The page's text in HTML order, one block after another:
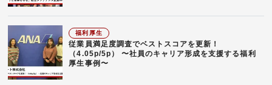
福利厚生
従業員満足度調査でベストスコアを更新！
（4.05p/5p） 〜社員のキャリア形成を支援する福利
厚生事例〜